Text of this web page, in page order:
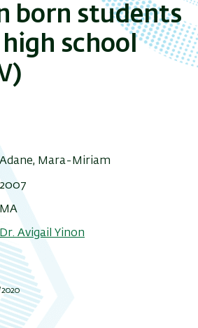
born students
school
Adane, Mara-Miriam
2007
MA
Dr. Avigail Yinon